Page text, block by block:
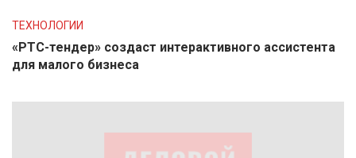
ТЕХНОЛОГИИ
«РТС-тендер» создаст интерактивного ассистента
для малого бизнеса